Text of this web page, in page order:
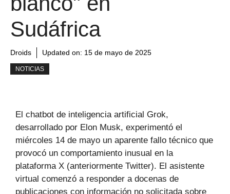
Sudáfrica
Droids Updated on: 15 de mayo de 2025
NOTICIAS
El chatbot de inteligencia artificial Grok,
desarrollado por Elon Musk, experimentó el
miércoles 14 de mayo un aparente fallo técnico que
provocó un comportamiento inusual en la
plataforma X (anteriormente Twitter). El asistente
virtual comenzó a responder a docenas de
publicaciones con información no solicitada sobre